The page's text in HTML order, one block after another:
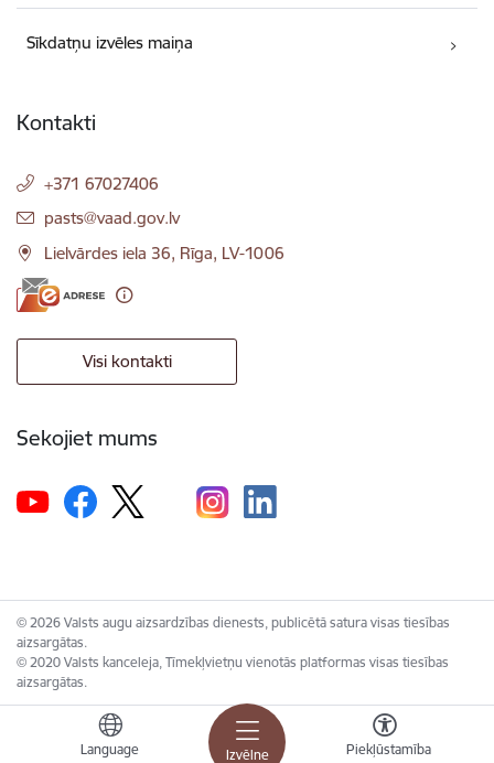
Izvēlne
Language Piekļūstamība
Sīkdatņu izvēles maiņa
Kontakti
+371 67027406
E-pasts:
pasts@vaad.gov.lv
Lielvārdes iela 36, Rīga, LV-1006
Visi kontakti
Sekojiet mums
© 2026 Valsts augu aizsardzības dienests, publicētā satura visas tiesības
aizsargātas.
© 2020 Valsts kanceleja, Tīmekļvietņu vienotās platformas visas tiesības
aizsargātas.